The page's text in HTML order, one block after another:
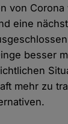
von
eine
besser
mehr zu